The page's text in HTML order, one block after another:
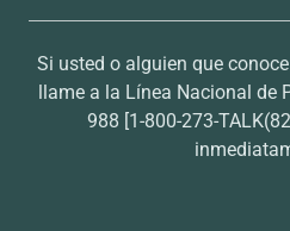
Si usted o alguien que
llame a la Línea Nacional de
988 [1-800-273-